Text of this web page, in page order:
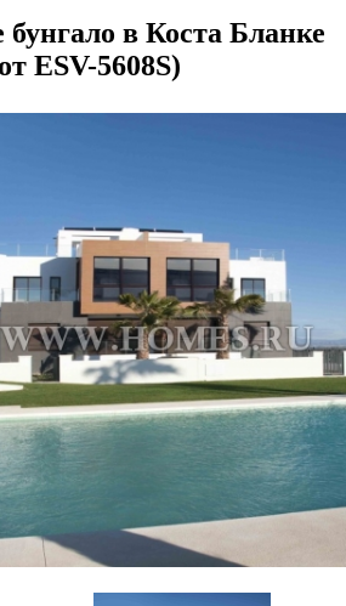
бунгало в Коста Бланке
ESV-5608S)